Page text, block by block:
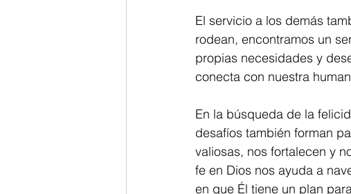
El servicio a los demás
rodean, encontramos un
propias necesidades y
conecta con nuestra
En la búsqueda de la
desafíos también forman
valiosas, nos fortalecen y
fe en Dios nos ayuda a
en que Él tiene un plan